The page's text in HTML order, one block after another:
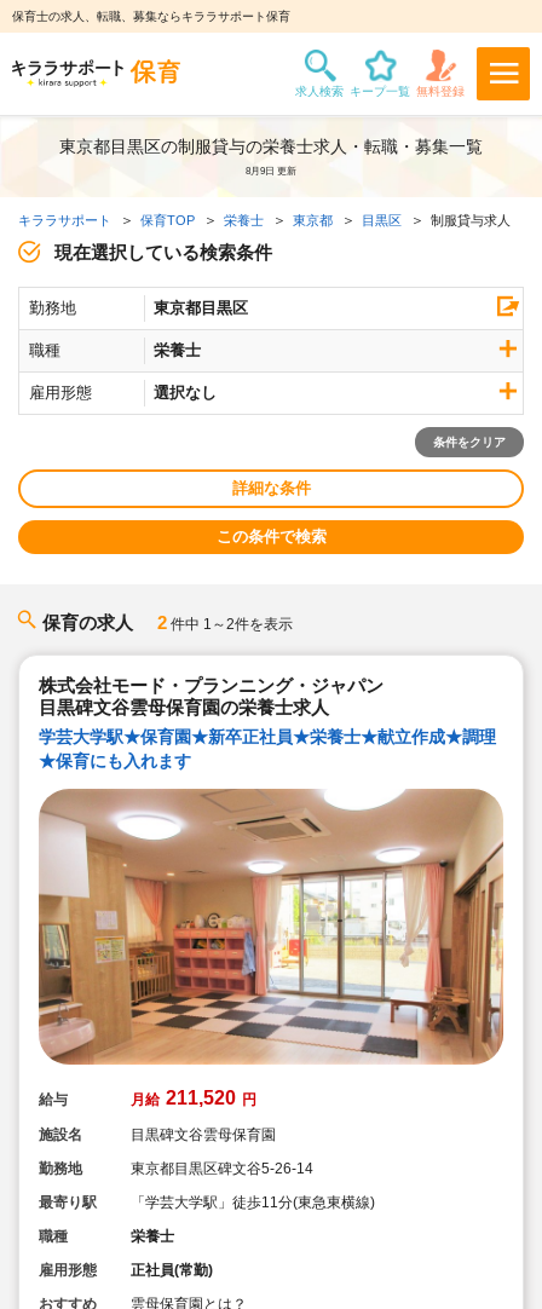
保育士の求人、転職、募集ならキララサポート保育
東京都目黒区の制服貸与の栄養士求人・転職・募集一覧
8月9日 更新
キララサポート 保育TOP 栄養士 東京都 目黒区 制服貸与求人
現在選択している検索条件
勤務地 東京都目黒区
職種 栄養士
雇用形態 選択なし
条件をクリア
詳細な条件
この条件で検索
保育の求人 2 件中 1～2件を表示
株式会社モード・プランニング・ジャパン
目黒碑文谷雲母保育園の栄養士求人
学芸大学駅★保育園★新卒正社員★栄養士★献立作成★調理
★保育にも入れます
給与 月給 211,520 円
施設名
目黒碑文谷雲母保育園
勤務地
東京都目黒区碑文谷5-26-14
最寄り駅
「学芸大学駅」徒歩11分(東急東横線)
職種
栄養士
雇用形態
正社員(常勤)
おすすめ
雲母保育園とは？